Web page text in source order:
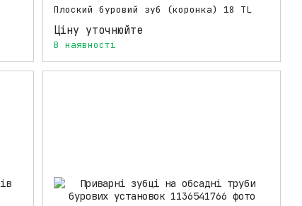
Плоский буровий зуб (коронка) 18 TL
Ціну уточнюйте
В наявності